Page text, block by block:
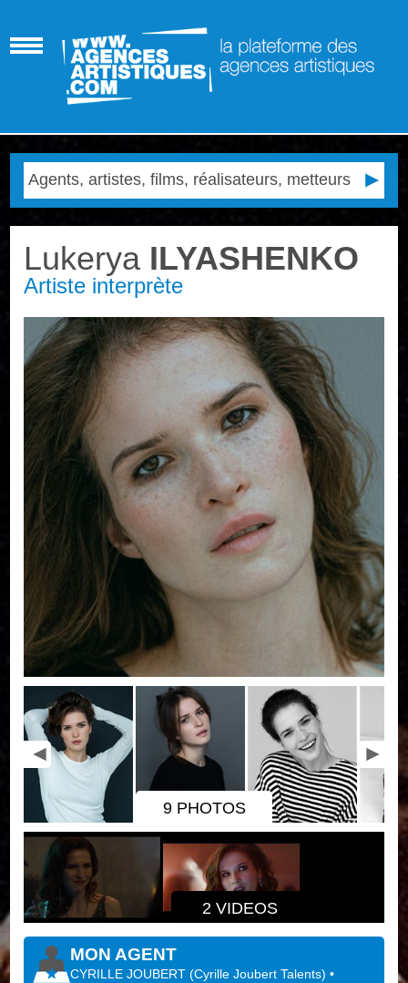
Lukerya ILYASHENKO
Artiste interprète
9 PHOTOS
2 VIDEOS
MON AGENT
CYRILLE JOUBERT (Cyrille Joubert Talents)•